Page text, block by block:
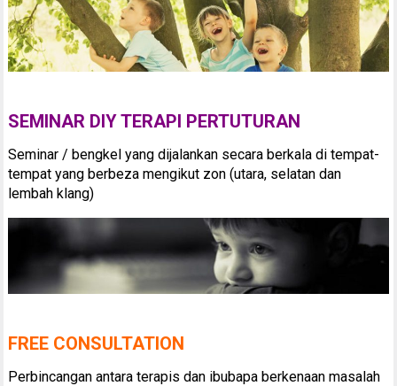
SEMINAR DIY TERAPI PERTUTURAN
Seminar / bengkel yang dijalankan secara berkala di tempat-
tempat yang berbeza mengikut zon (utara, selatan dan
lembah klang)
FREE CONSULTATION
Perbincangan antara terapis dan ibubapa berkenaan masalah